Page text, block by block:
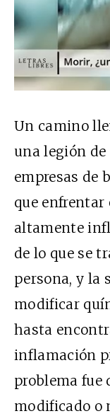
Un camino
una legión
empresas de
que enfrentar
altamente
de lo que se
persona, y la
modificar
hasta
inflamación
problema fue
modificado o